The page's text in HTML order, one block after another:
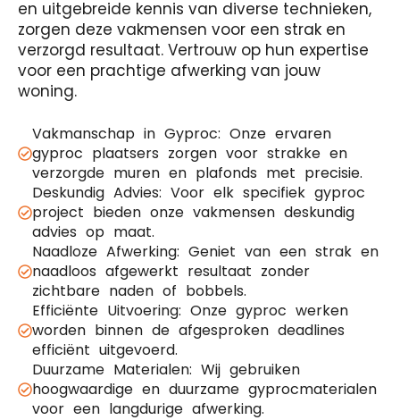
en uitgebreide kennis van diverse technieken,
zorgen deze vakmensen voor een strak en
verzorgd resultaat. Vertrouw op hun expertise
voor een prachtige afwerking van jouw
woning.
Vakmanschap in Gyproc: Onze ervaren
gyproc plaatsers zorgen voor strakke en
verzorgde muren en plafonds met precisie.
Deskundig Advies: Voor elk specifiek gyproc
project bieden onze vakmensen deskundig
advies op maat.
Naadloze Afwerking: Geniet van een strak en
naadloos afgewerkt resultaat zonder
zichtbare naden of bobbels.
Efficiënte Uitvoering: Onze gyproc werken
worden binnen de afgesproken deadlines
efficiënt uitgevoerd.
Duurzame Materialen: Wij gebruiken
hoogwaardige en duurzame gyprocmaterialen
voor een langdurige afwerking.